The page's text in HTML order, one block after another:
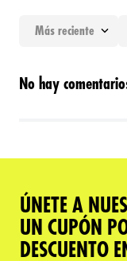
Más reciente
No hay
ÚNETE A
UN CUPÓN
DESCUENTO